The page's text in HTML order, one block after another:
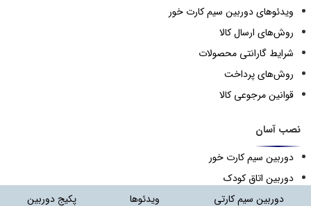
ویدئوهای دوربین سیم کارت خور
روش‌های ارسال کالا
شرایط گارانتی محصولات
روش‌های پرداخت
قوانین مرجوعی کالا
نصب آسان
دوربین سیم کارت خور
دوربین اتاق کودک
دوربین لامپی
دوربین سیم کارتی ویدئوها پکیج دوربین